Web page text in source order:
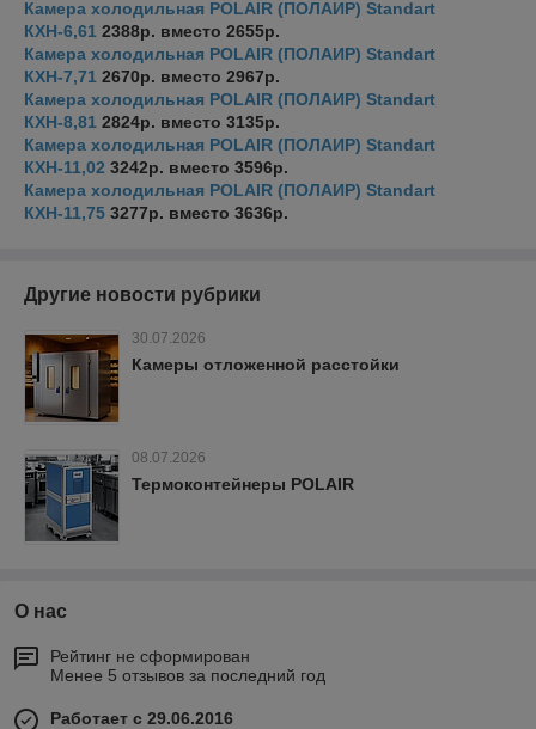
Камера холодильная POLAIR (ПОЛАИР) Standart
КХН-6,61 2388р. вместо 2655р.
Камера холодильная POLAIR (ПОЛАИР) Standart
КХН-7,71 2670р. вместо 2967р.
Камера холодильная POLAIR (ПОЛАИР) Standart
КХН-8,81 2824р. вместо 3135р.
Камера холодильная POLAIR (ПОЛАИР) Standart
КХН-11,02 3242р. вместо 3596р.
Камера холодильная POLAIR (ПОЛАИР) Standart
КХН-11,75 3277р. вместо 3636р.
Другие новости рубрики
30.07.2026
Камеры отложенной расстойки
08.07.2026
Термоконтейнеры POLAIR
О нас
Рейтинг не сформирован
Менее 5 отзывов за последний год
Работает с 29.06.2016